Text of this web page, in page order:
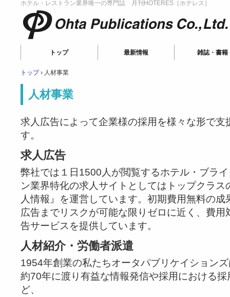
ホテル・レストラン業界唯一の専門誌 月刊HOTERES［ホテレス］
Ohta Publications
トップ 最新情報 雑誌・書籍
トップ › 人材事業
人材事業
求人広告によって企業様の採用を様々な形で支
す。
求人広告
弊社では１日1500人が閲覧するホテル・ブラ
ン業界特化の求人サイトとしてはトップクラ
人情報』を運営しています。初期費用無料の成
広告までリスクが可能な限りゼロに近く、費用
告サービスを提供しています。
人材紹介・労働者派遣
1954年創業の私たちオータパブリケイション
約70年に渡り有益な情報発信や採用における
ど、